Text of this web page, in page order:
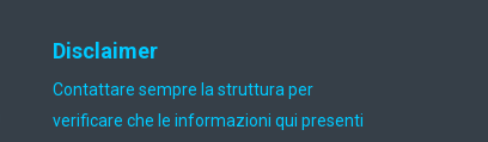
Disclaimer
Contattare sempre la struttura per
verificare che le informazioni qui presenti